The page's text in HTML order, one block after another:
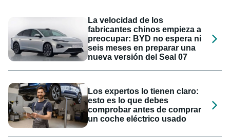
La velocidad de los
fabricantes chinos empieza a
preocupar: BYD no espera ni
seis meses en preparar una
nueva versión del Seal 07
Los expertos lo tienen claro:
esto es lo que debes
comprobar antes de comprar
un coche eléctrico usado